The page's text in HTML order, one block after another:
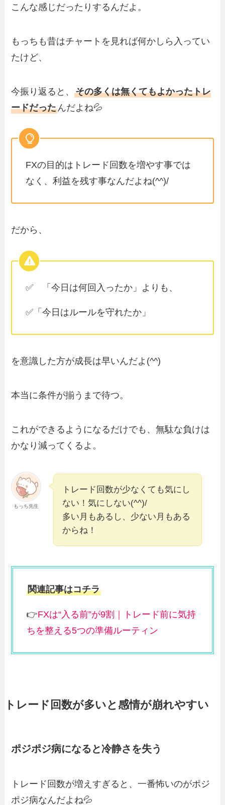
こんな感じだったりするんだよ。
もっちも昔はチャートを見れば何かしら入ってい
たけど、
今振り返ると、その多くは無くてもよかったトレ
ードだったんだよね💦
FXの目的はトレード回数を増やす事では
なく、利益を残す事なんだよね(^^)/
だから、
✅ 「今日は何回入ったか」よりも、
✅「今日はルールを守れたか」
を意識した方が成長は早いんだよ(^^)
本当に条件が揃うまで待つ。
これができるようになるだけでも、無駄な負けは
かなり減ってくるよ。
もっち先生
トレード回数が少なくても気にし
ない！気にしない(^^)/
多い月もあるし、少ない月もある
からね！
関連記事はコチラ
👉FXは“入る前”が9割｜トレード前に気持
ちを整える5つの準備ルーティン
トレード回数が多いと感情が崩れやすい
ポジポジ病になると冷静さを失う
トレード回数が増えすぎると、一番怖いのがポジ
ポジ病なんだよね💦